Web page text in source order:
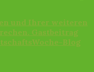
und Ihrer weiteren
Gastbeitrag
Blog